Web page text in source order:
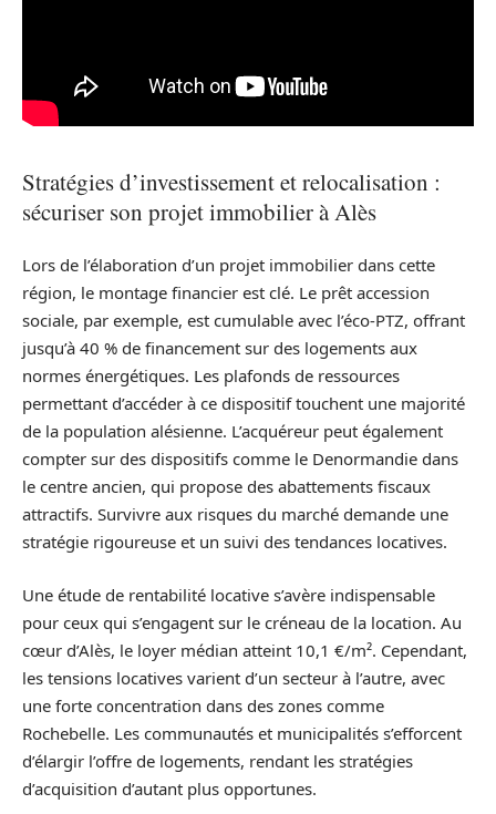
Stratégies d’investissement et relocalisation :
sécuriser son projet immobilier à Alès
Lors de l’élaboration d’un projet immobilier dans cette
région, le montage financier est clé. Le prêt accession
sociale, par exemple, est cumulable avec l’éco-PTZ, offrant
jusqu’à 40 % de financement sur des logements aux
normes énergétiques. Les plafonds de ressources
permettant d’accéder à ce dispositif touchent une majorité
de la population alésienne. L’acquéreur peut également
compter sur des dispositifs comme le Denormandie dans
le centre ancien, qui propose des abattements fiscaux
attractifs. Survivre aux risques du marché demande une
stratégie rigoureuse et un suivi des tendances locatives.
Une étude de rentabilité locative s’avère indispensable
pour ceux qui s’engagent sur le créneau de la location. Au
cœur d’Alès, le loyer médian atteint 10,1 €/m². Cependant,
les tensions locatives varient d’un secteur à l’autre, avec
une forte concentration dans des zones comme
Rochebelle. Les communautés et municipalités s’efforcent
d’élargir l’offre de logements, rendant les stratégies
d’acquisition d’autant plus opportunes.